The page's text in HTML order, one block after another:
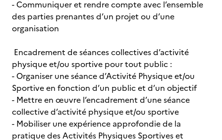
- Communiquer et rendre compte avec l’ensemble
des parties prenantes d’un projet ou d’une
organisation
Encadrement de séances collectives d’activité
physique et/ou sportive pour tout public :
- Organiser une séance d’Activité Physique et/ou
Sportive en fonction d’un public et d’un objectif
- Mettre en œuvre l’encadrement d’une séance
collective d’activité physique et/ou sportive
- Mobiliser une expérience approfondie de la
pratique des Activités Physiques Sportives et